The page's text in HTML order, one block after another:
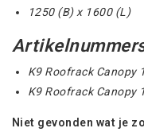
1250 (B) x 1600 (L)
K9 Roofrack Canopy
K9 Roofrack Canopy
Niet gevonden wat je